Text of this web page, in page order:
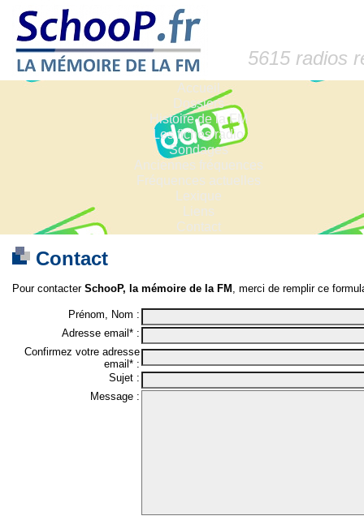
5615 radios
Accueil
Dossiers
Histoire de la FM
Les fiches radio
Sondages
Anciennes fréquences
Fréquences actuelles
Lexique
Liens
Contact
Contact
Pour contacter SchooP, la mémoire de la FM , merci de remplir ce
Prénom, Nom :
Adresse email* :
Confirmez votre adresse
email* :
Sujet :
Message :